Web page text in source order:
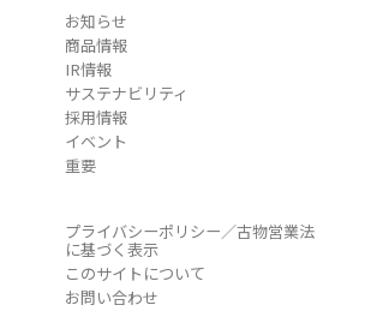
お知らせ
商品情報
IR情報
サステナビリティ
採用情報
イベント
重要
プライバシーポリシー／古物営業法
に基づく表示
このサイトについて
お問い合わせ